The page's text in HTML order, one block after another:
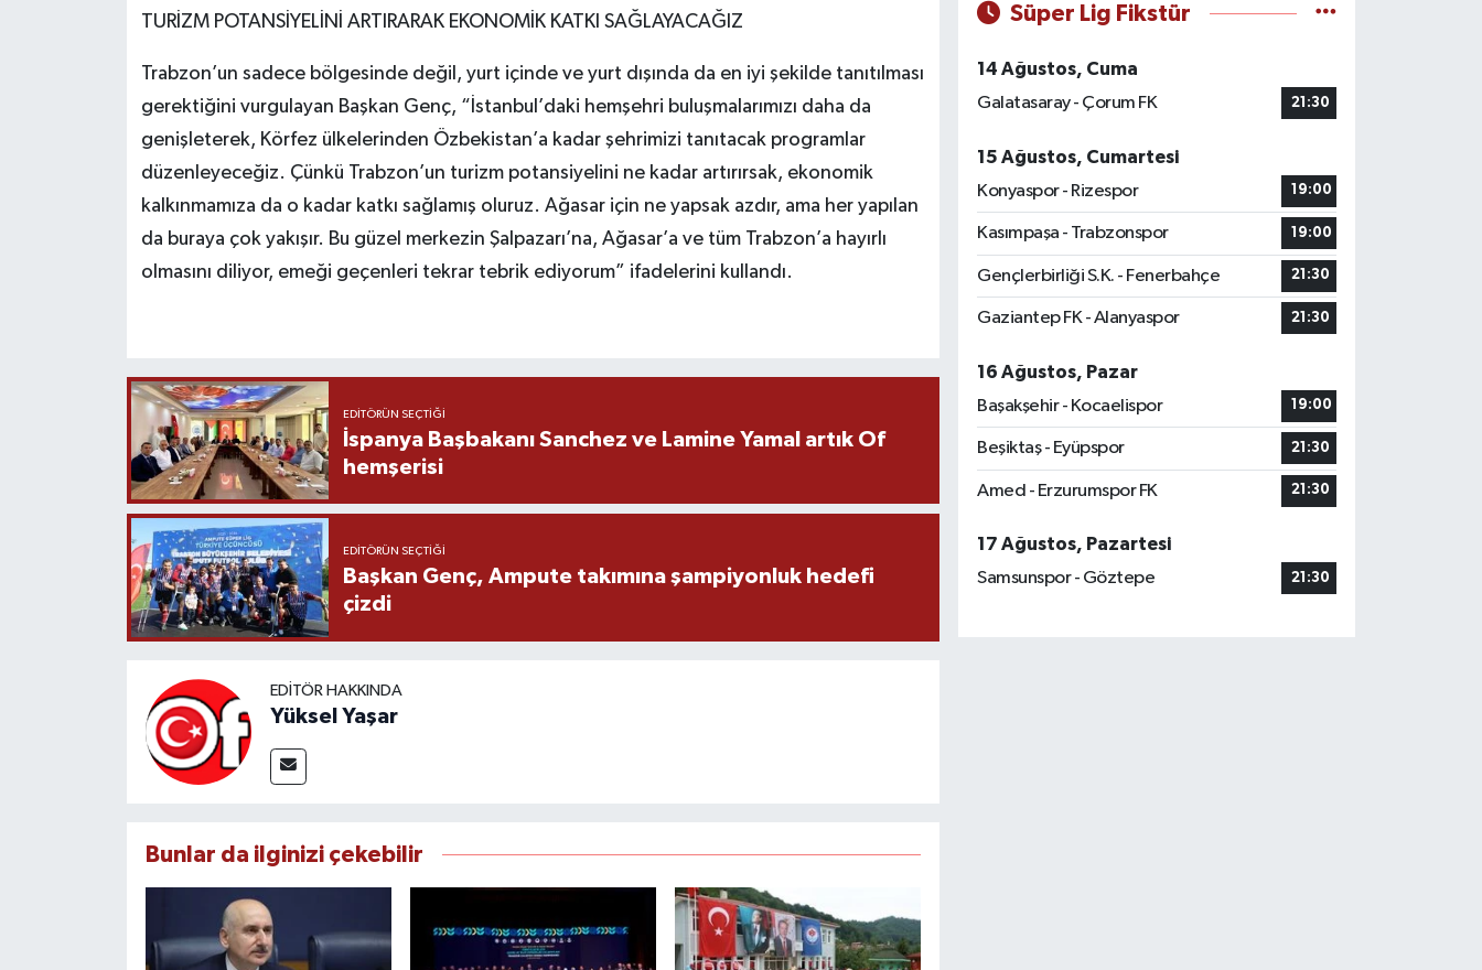
TURİZM POTANSİYELİNİ ARTIRARAK EKONOMİK KATKI SAĞLAYACAĞIZ
Trabzon’un sadece bölgesinde değil, yurt içinde ve yurt dışında da en iyi şekilde tanıtılması
gerektiğini vurgulayan Başkan Genç, “İstanbul’daki hemşehri buluşmalarımızı daha da
genişleterek, Körfez ülkelerinden Özbekistan’a kadar şehrimizi tanıtacak programlar
düzenleyeceğiz. Çünkü Trabzon’un turizm potansiyelini ne kadar artırırsak, ekonomik
kalkınmamıza da o kadar katkı sağlamış oluruz. Ağasar için ne yapsak azdır, ama her yapılan
da buraya çok yakışır. Bu güzel merkezin Şalpazarı’na, Ağasar’a ve tüm Trabzon’a hayırlı
olmasını diliyor, emeği geçenleri tekrar tebrik ediyorum” ifadelerini kullandı.
EDITÖRÜN SEÇTIĞI
İspanya Başbakanı Sanchez ve Lamine Yamal artık Of
hemşerisi
EDITÖRÜN SEÇTIĞI
Başkan Genç, Ampute takımına şampiyonluk hedefi
çizdi
EDITÖR HAKKINDA
Yüksel Yaşar
Bunlar da ilginizi çekebilir
Süper Lig Fikstür
14 Ağustos, Cuma
Galatasaray - Çorum FK
21:30
15 Ağustos, Cumartesi
Konyaspor - Rizespor
19:00
Kasımpaşa - Trabzonspor 19:00
Gençlerbirliği S.K. - Fenerbahçe 21:30
Gaziantep FK - Alanyaspor 21:30
16 Ağustos, Pazar
Başakşehir - Kocaelispor
19:00
Beşiktaş - Eyüpspor 21:30
Amed - Erzurumspor FK 21:30
17 Ağustos, Pazartesi
Samsunspor - Göztepe
21:30